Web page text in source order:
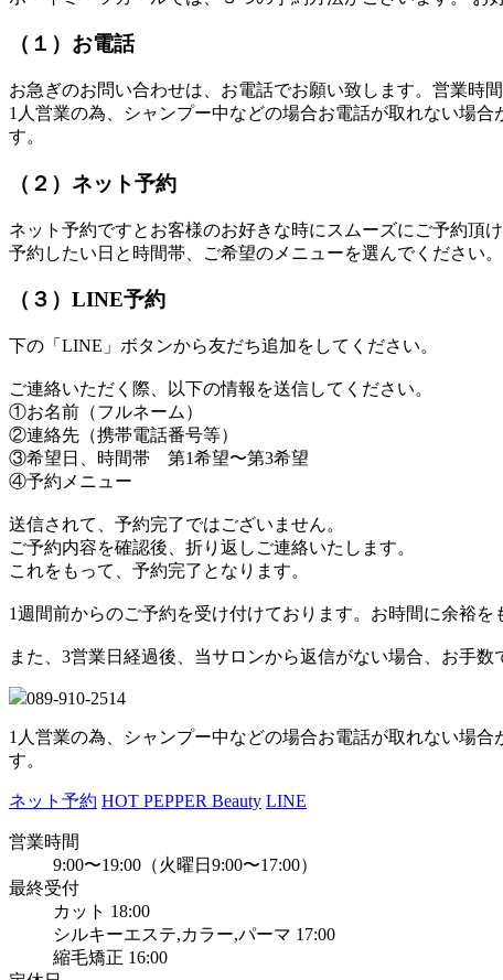
（１）お電話
お急ぎのお問い合わせは、お電話でお願い致します。営業時間
1人営業の為、シャンプー中などの場合お電話が取れない場
す。
（２）ネット予約
ネット予約ですとお客様のお好きな時にスムーズにご予約頂け
予約したい日と時間帯、ご希望のメニューを選んでください。
（３）LINE予約
下の「LINE」ボタンから友だち追加をしてください。
ご連絡いただく際、以下の情報を送信してください。
①お名前（フルネーム）
②連絡先（携帯電話番号等）
③希望日、時間帯 第1希望〜第3希望
④予約メニュー
送信されて、予約完了ではございません。
ご予約内容を確認後、折り返しご連絡いたします。
これをもって、予約完了となります。
1週間前からのご予約を受け付けております。お時間に余裕を
また、3営業日経過後、当サロンから返信がない場合、お手
089-910-2514
1人営業の為、シャンプー中などの場合お電話が取れない場
す。
ネット予約 HOT PEPPER Beauty LINE
営業時間
9:00〜19:00（火曜日9:00〜17:00）
最終受付
カット 18:00
シルキーエステ,カラー,パーマ 17:00
縮毛矯正 16:00